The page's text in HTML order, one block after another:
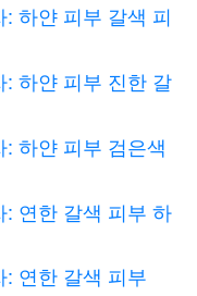
하얀 피부 갈색 피
하얀 피부 진한 갈
하얀 피부 검은색
연한 갈색 피부 하
연한 갈색 피부